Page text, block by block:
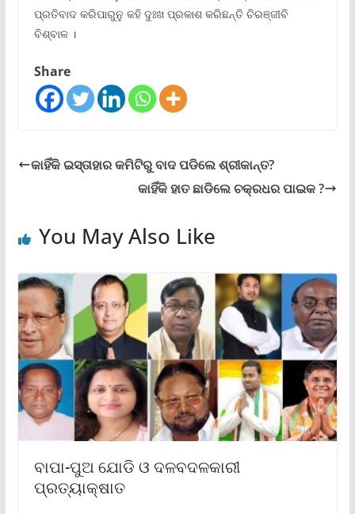
ପ୍ରତିବାଦ କରିପାରୁନୁ କହି ଦୁଃଖ ପ୍ରକାଶ କରିଛନ୍ତି ଚିରଞ୍ଜୀବି
ବିଶ୍ବାଳ ।
Share
କାହିଁକି ଇସ୍ତାହାର କମିଟିରୁ ବାଦ ପଡିଲେ ଶ୍ରୀକାନ୍ତ?
କାହିଁକି ହାତ ଛାଡିଲେ ଚକ୍ରଧର ପାଇକ ?
You May Also Like
ବାପା-ପୁଅ ଯୋଡି ଓ ଦଳବଦଳକାରୀ
ପ୍ରତ୍ୟାକ୍ଷାତ